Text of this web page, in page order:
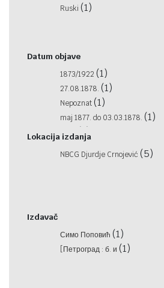
Ruski (1)
Datum objave
1873/1922 (1)
27.08.1878. (1)
Nepoznat(1)
maj 1877. do 03.03.1878. (1)
1878 (1)
Lokacija izdanja
NBCG Djurdje Crnojević (5)
Izdavač
Симо Поповић (1)
[Петроград : б. и (1)